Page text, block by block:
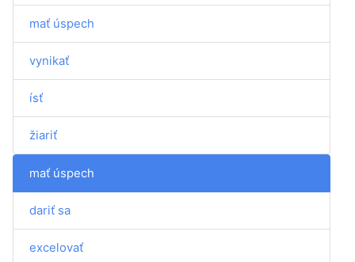
mať úspech
vynikať
ísť
žiariť
mať úspech
dariť sa
excelovať